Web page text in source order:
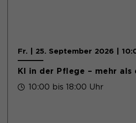
Fr. | 25. September 2026 |
KI in der Pflege – mehr als
10:00 bis 18:00 Uhr